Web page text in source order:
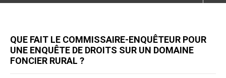
QUE FAIT LE COMMISSAIRE-ENQUÊTEUR POUR
UNE ENQUÊTE DE DROITS SUR UN DOMAINE
FONCIER RURAL ?